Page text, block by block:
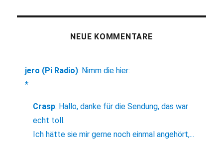
NEUE KOMMENTARE
jero (Pi Radio): Nimm die hier:
*
Crasp: Hallo, danke für die Sendung, das war
echt toll.
Ich hätte sie mir gerne noch einmal angehört,...